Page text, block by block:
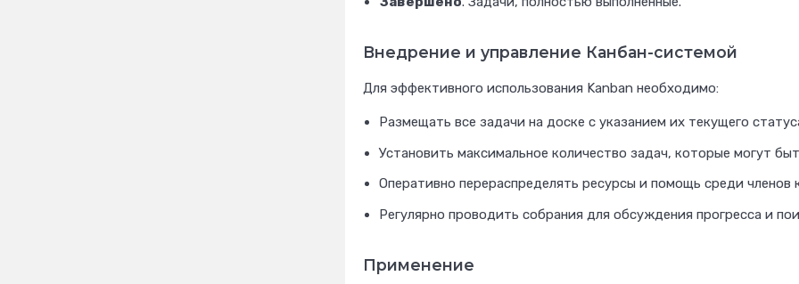
Внедрение и управление Канбан-системой
Для эффективного использования Kanban необходимо:
Размещать все задачи на доске с указанием их текущего
Установить максимальное количество задач, которые могут
Оперативно перераспределять ресурсы и помощь среди
Регулярно проводить собрания для обсуждения прогресса и
Применение